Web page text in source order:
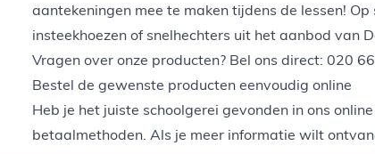
aantekeningen mee te maken tijdens de lessen!
insteekhoezen of snelhechters uit het aanbod van
Vragen over onze producten? Bel ons direct: 020
Bestel de gewenste producten eenvoudig online
Heb je het juiste schoolgerei gevonden in ons
betaalmethoden. Als je meer informatie wilt